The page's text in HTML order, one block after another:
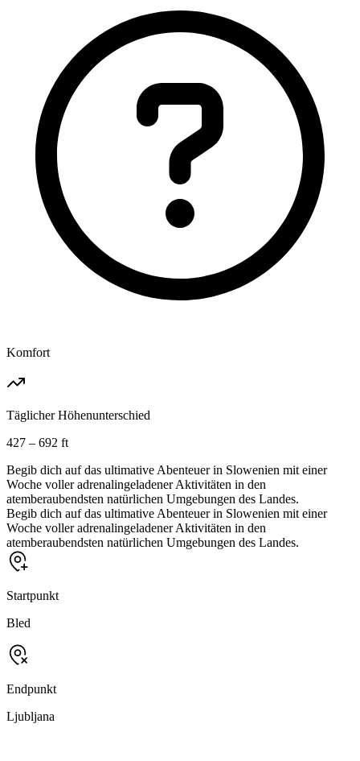
Komfort
Täglicher Höhenunterschied
427 – 692 ft
Begib dich auf das ultimative Abenteuer in Slowenien mit einer
Woche voller adrenalingeladener Aktivitäten in den
atemberaubendsten natürlichen Umgebungen des Landes.
Begib dich auf das ultimative Abenteuer in Slowenien mit einer
Woche voller adrenalingeladener Aktivitäten in den
atemberaubendsten natürlichen Umgebungen des Landes.
Startpunkt
Bled
Endpunkt
Ljubljana